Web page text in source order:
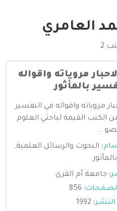
العامري
2
مروياته واقواله
بالمأثور
مروياته واقواله في التفسير
من الكتب القيمة لباحثي العلوم
بصو ...
البحوث والرسائل العلمية,
جامعة أم القرى